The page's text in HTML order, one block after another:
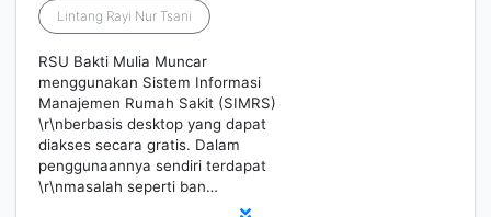
Lintang Rayi Nur Tsani
RSU Bakti Mulia Muncar
menggunakan Sistem Informasi
Manajemen Rumah Sakit (SIMRS)
\r\nberbasis desktop yang dapat
diakses secara gratis. Dalam
penggunaannya sendiri terdapat
\r\nmasalah seperti ban…